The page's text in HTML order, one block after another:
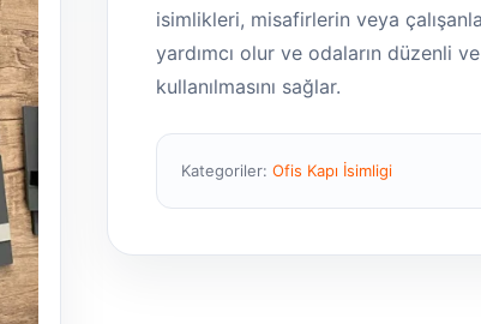
isimlikleri, misafirlerin veya
yardımcı olur ve odaların düzenli
kullanılmasını sağlar.
Kategoriler: Ofis Kapı İsimligi